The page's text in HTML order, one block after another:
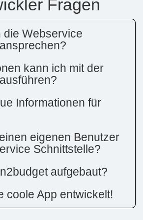
Fragen
die Webservice
kann ich mit der
Informationen für
eigenen Benutzer
Schnittstelle?
aufgebaut?
coole App entwickelt!